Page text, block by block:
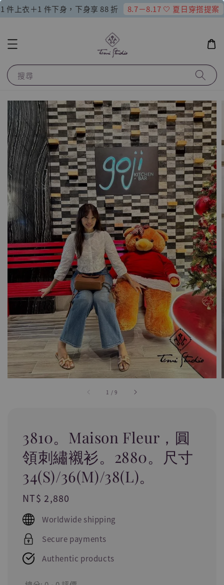
1 件上衣＋1 件下身，下身享 88 折 8.7－8.17 🤍 夏日穿搭提案
搜尋
1 /9
3810。Maison Fleur，圓
領刺繡襯衫。2880。尺寸
34(S)/36(M)/38(L)。
Regular
price
NT$ 2,880
Worldwide shipping
Secure payments
Authentic products